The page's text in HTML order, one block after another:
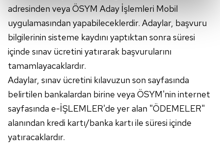
kalemimiz olduğunu sizlere hatırlatmak isteriz.
Her halükârda, kullanıcılar, bu çerezlere izin vermedikleri
takdirde, kullanıcılara hedefli reklamlar
gösterilmeyecektir."
Sizlere daha iyi bir hizmet sunabilmek için İnternet
Sitemizde kendimize ve üçüncü kişilere ait çerezler
kullanılmaktadır. Bu çerezler vasıtasıyla çeşitli kişisel
verileriniz işlenmekte olup gerekli olan çerezler bilgi
toplumu hizmetlerinin sunulması amacıyla
kullanılmaktadır. Diğer çerezler, sitemizin daha işlevsel
adresinden veya ÖSYM Aday İşlemleri Mobil
uygulamasından yapabileceklerdir. Adaylar, başvuru
bilgilerinin sisteme kaydını yaptıktan sonra süresi
içinde sınav ücretini yatırarak başvurularını
tamamlayacaklardır.
Adaylar, sınav ücretini kılavuzun son sayfasında
belirtilen bankalardan birine veya ÖSYM'nin internet
sayfasında e-İŞLEMLER'de yer alan "ÖDEMELER"
alanından kredi kartı/banka kartı ile süresi içinde
yatıracaklardır.